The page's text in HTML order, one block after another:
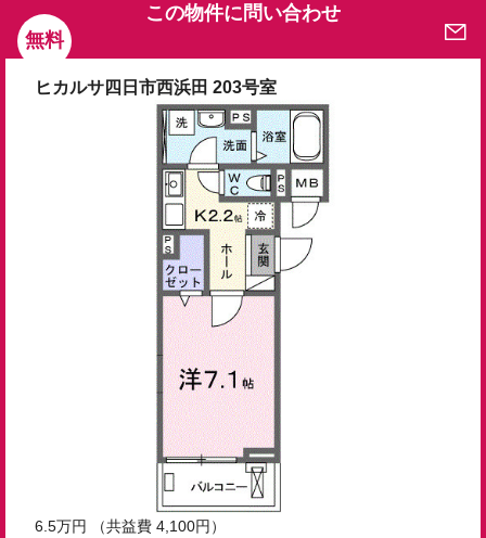
無料
この物件に問い合わせ
ヒカルサ四日市西浜田 203号室
6.5万円
（共益費 4,100円）